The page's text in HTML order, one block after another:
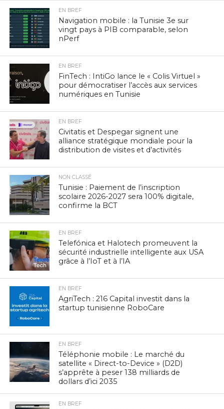
EN BREF
Navigation mobile : la Tunisie 3e sur
vingt pays à PIB comparable, selon
nPerf
EN BREF
FinTech : IntiGo lance le « Colis Virtuel »
pour démocratiser l’accès aux services
numériques en Tunisie
EN BREF
Civitatis et Despegar signent une
alliance stratégique mondiale pour la
distribution de visites et d’activités
NON CLASSÉ
Tunisie : Paiement de l’inscription
scolaire 2026-2027 sera 100% digitale,
confirme la BCT
EN BREF
Telefónica et Halotech promeuvent la
sécurité industrielle intelligente aux USA
grâce à l’IoT et à l’IA
EN BREF
AgriTech : 216 Capital investit dans la
startup tunisienne RoboCare
EN BREF
Téléphonie mobile : Le marché du
satellite « Direct-to-Device » (D2D)
s’apprête à peser 138 milliards de
dollars d’ici 2035
EN BREF